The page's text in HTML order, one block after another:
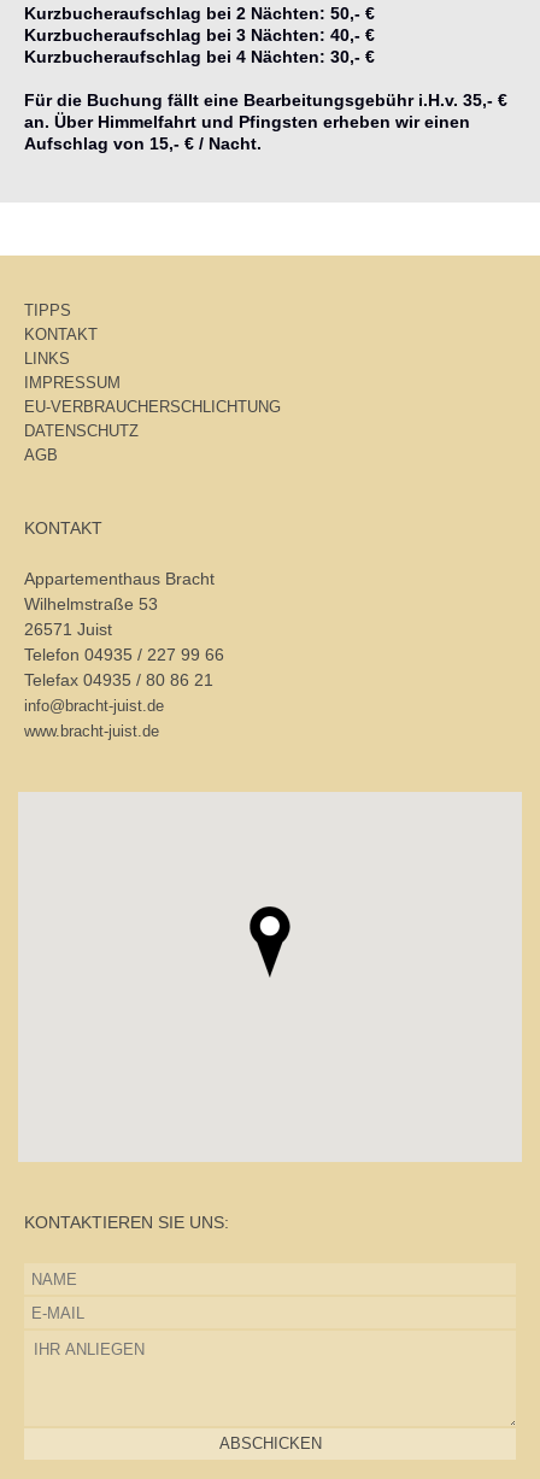
Kurzbucheraufschlag bei 2 Nächten: 50,- €
Kurzbucheraufschlag bei 3 Nächten: 40,- €
Kurzbucheraufschlag bei 4 Nächten: 30,- €
Für die Buchung fällt eine Bearbeitungsgebühr i.H.v. 35,- €
an. Über Himmelfahrt und Pfingsten erheben wir einen
Aufschlag von 15,- € / Nacht.
TIPPS
KONTAKT
LINKS
IMPRESSUM
EU-VERBRAUCHERSCHLICHTUNG
DATENSCHUTZ
AGB
KONTAKT
Appartementhaus Bracht
Wilhelmstraße 53
26571 Juist
Telefon 04935 / 227 99 66
Telefax 04935 / 80 86 21
info@bracht-juist.de
www.bracht-juist.de
KONTAKTIEREN SIE UNS:
ABSCHICKEN